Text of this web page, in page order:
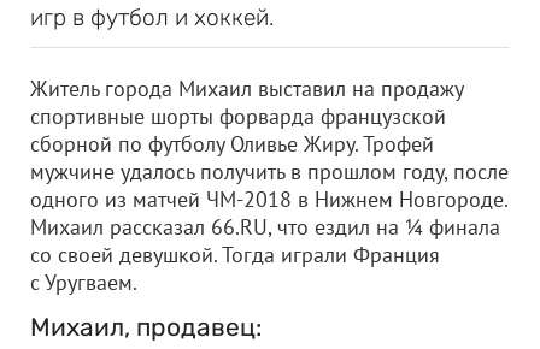
игр в футбол и хоккей.
Житель города Михаил выставил на продажу
спортивные шорты форварда французской
сборной по футболу Оливье Жиру. Трофей
мужчине удалось получить в прошлом году, после
одного из матчей ЧМ-2018 в Нижнем Новгороде.
Михаил рассказал 66.RU, что ездил на ¼ финала
со своей девушкой. Тогда играли Франция
с Уругваем.
Михаил, продавец: